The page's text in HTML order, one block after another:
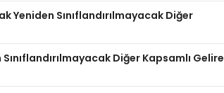
Yeniden Sınıflandırılmayacak Diğer
Diğer Kapsamlı Gelire